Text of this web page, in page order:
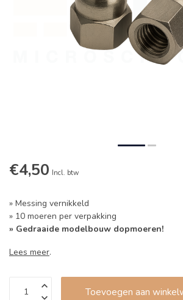
€4,50 Incl. btw
» Messing vernikkeld
» 10 moeren per verpakking
» Gedraaide modelbouw dopmoeren!
Lees meer.
Toevoegen aan